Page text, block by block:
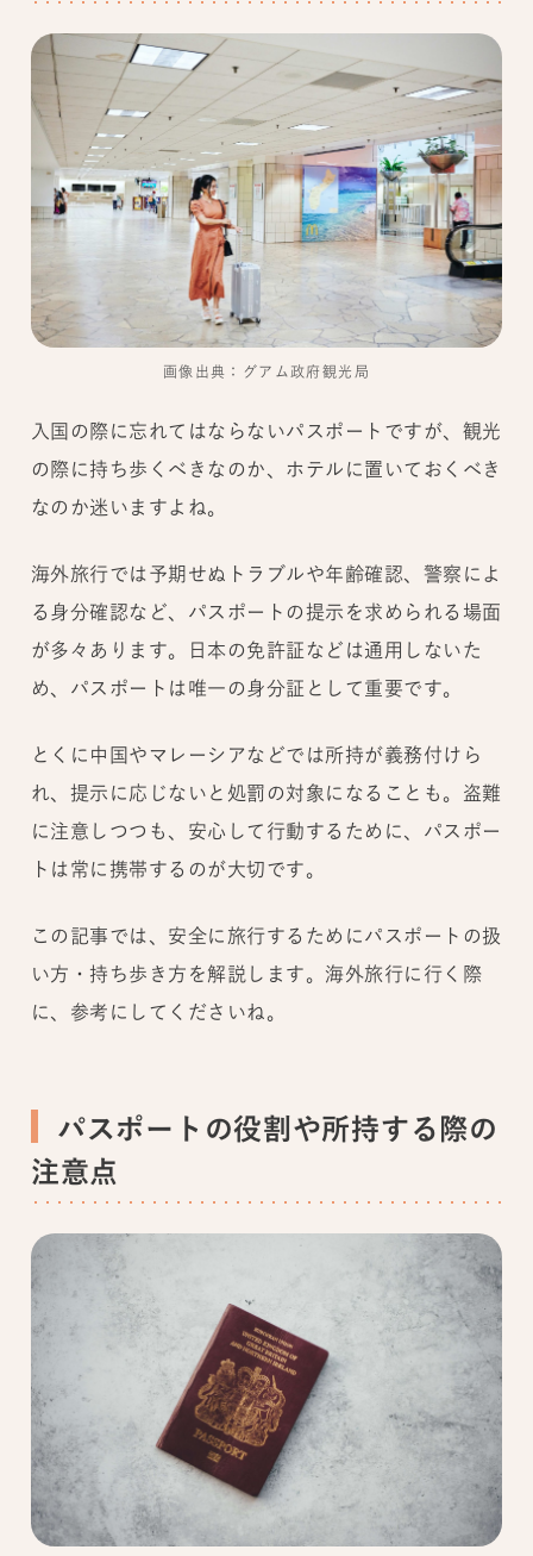
画像出典：グアム政府観光局
入国の際に忘れてはならないパスポートですが、観光
の際に持ち歩くべきなのか、ホテルに置いておくべき
なのか迷いますよね。
海外旅行では予期せぬトラブルや年齢確認、警察によ
る身分確認など、パスポートの提示を求められる場面
が多々あります。日本の免許証などは通用しないた
め、パスポートは唯一の身分証として重要です。
とくに中国やマレーシアなどでは所持が義務付けら
れ、提示に応じないと処罰の対象になることも。盗難
に注意しつつも、安心して行動するために、パスポー
トは常に携帯するのが大切です。
この記事では、安全に旅行するためにパスポートの扱
い方・持ち歩き方を解説します。海外旅行に行く際
に、参考にしてくださいね。
パスポートの役割や所持する際の
注意点